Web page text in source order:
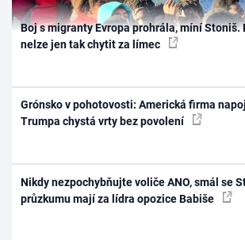
Boj s migranty Evropa prohrála, míní Stoniš.
nelze jen tak chytit za límec
Grónsko v pohotovosti: Americká firma
Trumpa chystá vrty bez povolení
Nikdy nezpochybňujte voliče ANO, smál se
průzkumu mají za lídra opozice Babiše